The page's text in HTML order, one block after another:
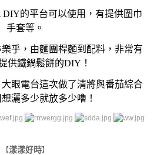
的平台可以使用，有提供圍巾
手套等。
乎，由麵團桿麵到配料， 非常有
供鐵鍋鬆餅的DIY！
眼電台這次做了清將與番茄綜合
灑多少就放多少嚕！
【漾漾好時】